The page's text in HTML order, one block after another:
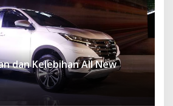
dan Kelebihan All New